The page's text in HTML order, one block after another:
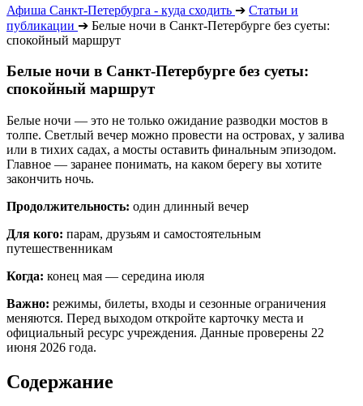
Афиша Санкт-Петербурга - куда сходить ➔ Статьи и
публикации ➔ Белые ночи в Санкт-Петербурге без суеты:
спокойный маршрут
Белые ночи в Санкт-Петербурге без суеты:
спокойный маршрут
Белые ночи — это не только ожидание разводки мостов в
толпе. Светлый вечер можно провести на островах, у залива
или в тихих садах, а мосты оставить финальным эпизодом.
Главное — заранее понимать, на каком берегу вы хотите
закончить ночь.
Продолжительность: один длинный вечер
Для кого: парам, друзьям и самостоятельным
путешественникам
Когда: конец мая — середина июля
Важно: режимы, билеты, входы и сезонные ограничения
меняются. Перед выходом откройте карточку места и
официальный ресурс учреждения. Данные проверены 22
июня 2026 года.
Содержание